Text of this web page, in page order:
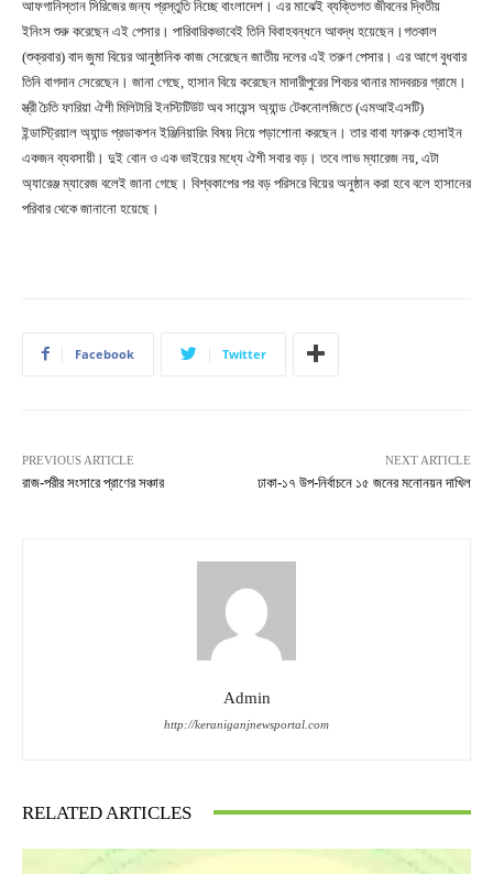
আফগানিস্তান সিরিজের জন্য প্রস্তুতি নিচ্ছে বাংলাদেশ। এর মাঝেই ব্যক্তিগত জীবনের দ্বিতীয়
ইনিংস শুরু করেছেন এই পেসার। পারিবারিকভাবেই তিনি বিবাহবন্ধনে আবদ্ধ হয়েছেন।গতকাল
(শুক্রবার) বাদ জুমা বিয়ের আনুষ্ঠানিক কাজ সেরেছেন জাতীয় দলের এই তরুণ পেসার। এর আগে বুধবার
তিনি বাগদান সেরেছেন। জানা গেছে, হাসান বিয়ে করেছেন মাদারীপুরের শিবচর থানার মাদবরচর গ্রামে।
স্ত্রী চৈতি ফারিয়া ঐশী মিলিটারি ইনস্টিটিউট অব সায়েন্স অ্যান্ড টেকনোলজিতে (এমআইএসটি)
ইন্ডাস্ট্রিয়াল অ্যান্ড প্রডাকশন ইঞ্জিনিয়ারিং বিষয় নিয়ে পড়াশোনা করছেন। তার বাবা ফারুক হোসাইন
একজন ব্যবসায়ী। দুই বোন ও এক ভাইয়ের মধ্যে ঐশী সবার বড়। তবে লাভ ম্যারেজ নয়, এটা
অ্যারেঞ্জ ম্যারেজ বলেই জানা গেছে। বিশ্বকাপের পর বড় পরিসরে বিয়ের অনুষ্ঠান করা হবে বলে হাসানের
পরিবার থেকে জানানো হয়েছে।
Facebook Twitter
PREVIOUS ARTICLE
রাজ-পরীর সংসারে প্রাণের সঞ্চার
NEXT ARTICLE
ঢাকা-১৭ ‍উপ-নির্বাচনে ১৫ জনের মনোনয়ন দাখিল
Admin
http://keraniganjnewsportal.com
RELATED ARTICLES